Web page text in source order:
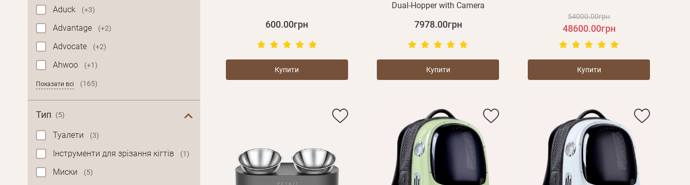
Aduck (+3)
Advantage (+2)
Advocate (+2)
Ahwoo (+1)
Показати всі (165)
Тип (5)
Туалети (3)
Інструменти для зрізання кігтів (1)
Миски (5)
600.00грн
Купити
Dual-Hopper with Camera
7978.00грн
Купити
54000.00грн
48600.00грн
Купити